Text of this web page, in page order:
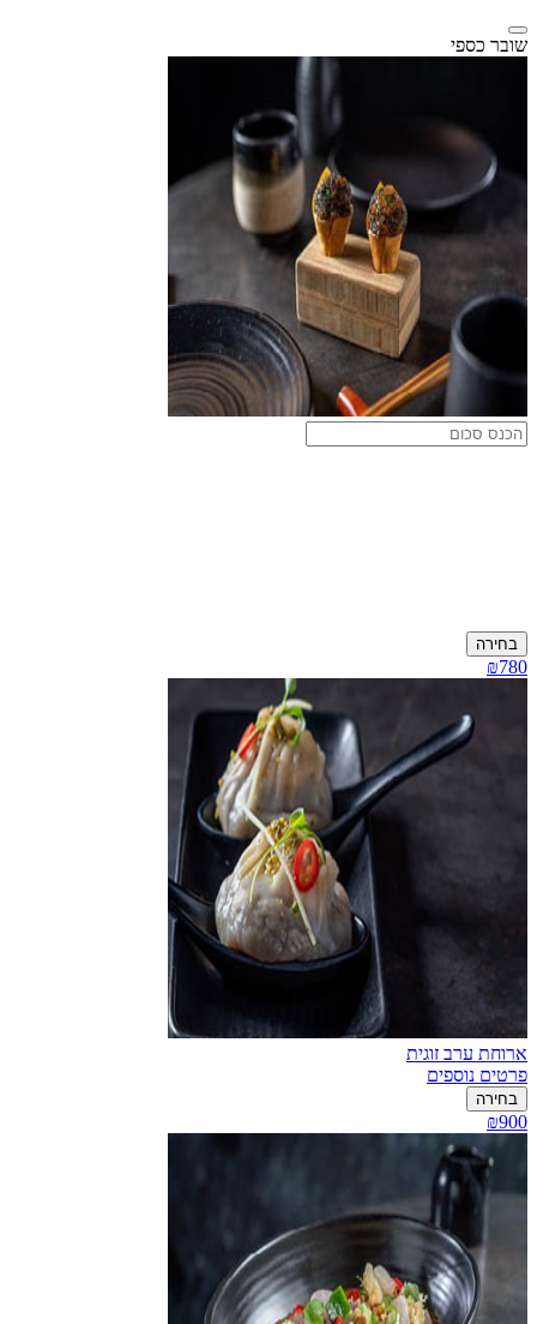
שובר כספי
בחירה
₪780
ארוחת ערב זוגית
פרטים נוספים
בחירה
₪900